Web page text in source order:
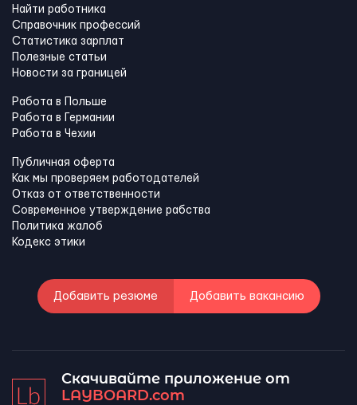
Найти работника
Справочник профессий
Статистика зарплат
Полезные статьи
Новости за границей
Работа в Польше
Работа в Германии
Работа в Чехии
Публичная оферта
Как мы проверяем работодателей
Отказ от ответственности
Современное утверждение рабства
Политика жалоб
Кодекс этики
Добавить резюме Добавить вакансию
Скачивайте приложение от
LAYBOARD.com